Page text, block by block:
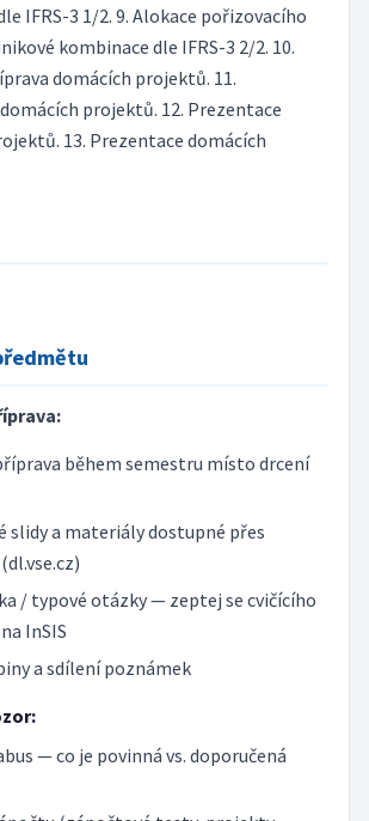
IFRS-3 1/2. 9. Alokace pořizovacího
kombinace dle IFRS-3 2/2. 10.
domácích projektů. 11.
projektů. 12. Prezentace
13. Prezentace domácích
během semestru místo drcení
slidy a materiály dostupné přes
/ typové otázky — zeptej se cvičícího
InSIS
a sdílení poznámek
— co je povinná vs. doporučená